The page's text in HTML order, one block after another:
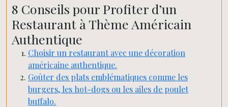
8 Conseils pour Profiter d’un
Restaurant à Thème Américain
Authentique
Choisir un restaurant avec une décoration
américaine authentique.
Goûter des plats emblématiques comme les
burgers, les hot-dogs ou les ailes de poulet
buffalo.